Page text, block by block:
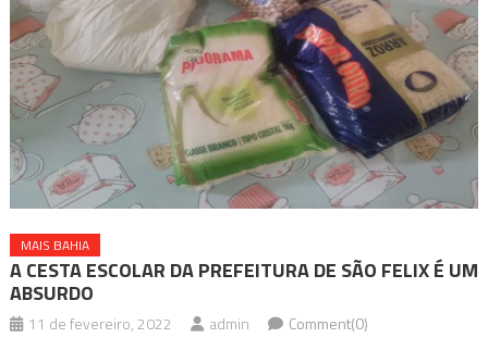
MAIS BAHIA
A CESTA ESCOLAR DA PREFEITURA DE SÃO FELIX É UM
ABSURDO
11 de fevereiro, 2022 admin Comment(0)